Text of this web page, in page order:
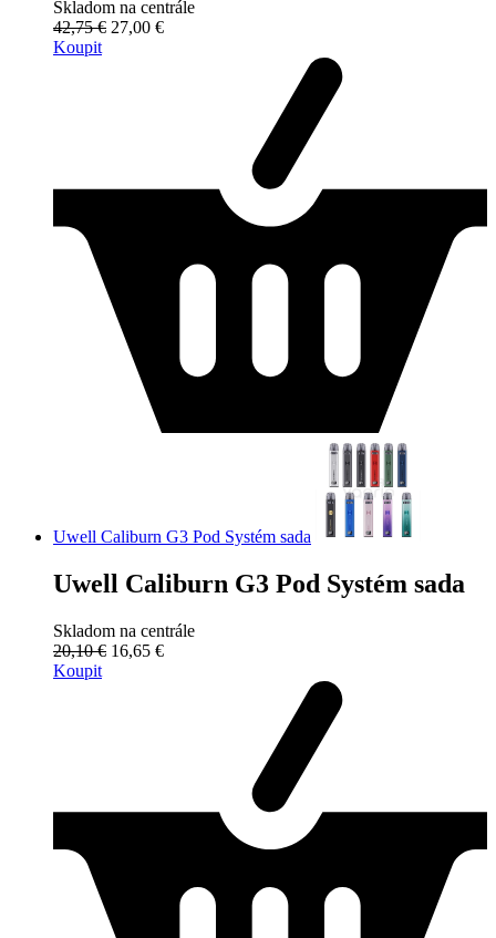
Skladom na centrále
42,75 € 27,00 €
Koupit
Uwell Caliburn G3 Pod Systém sada
Uwell Caliburn G3 Pod Systém sada
Skladom na centrále
20,10 € 16,65 €
Koupit